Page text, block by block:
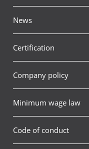
News
Certification
Company policy
Minimum wage law
Code of conduct